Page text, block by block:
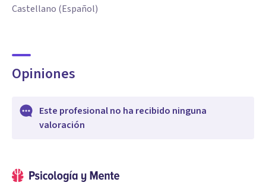
Castellano (Español)
Opiniones
Este profesional no ha recibido ninguna
valoración